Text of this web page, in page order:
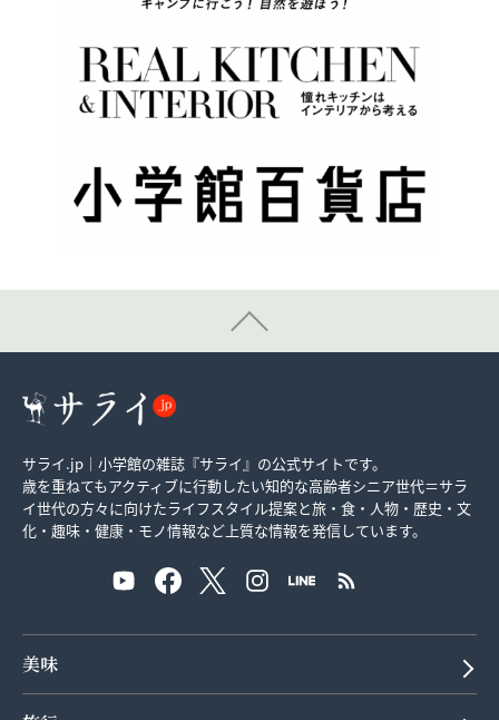
サライ.jp｜小学館の雑誌『サライ』の公式サイトです。
歳を重ねてもアクティブに行動したい知的な高齢者シニア世代＝サラ
イ世代の方々に向けたライフスタイル提案と旅・食・人物・歴史・文
化・趣味・健康・モノ情報など上質な情報を発信しています。
美味